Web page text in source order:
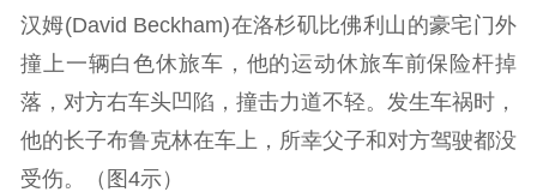
汉姆(David Beckham)在洛杉矶比佛利山的豪宅门外
撞上一辆白色休旅车，他的运动休旅车前保险杆掉
落，对方右车头凹陷，撞击力道不轻。发生车祸时，
他的长子布鲁克林在车上，所幸父子和对方驾驶都没
受伤。（图4示）